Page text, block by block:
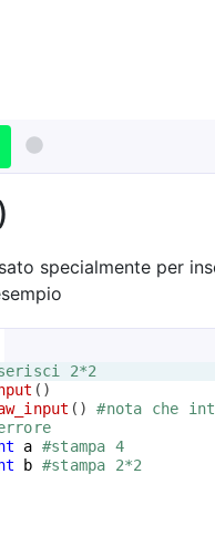
specialmente per
2*2
( )
( )
#nota che
a #stampa 4
b #stampa 2*2